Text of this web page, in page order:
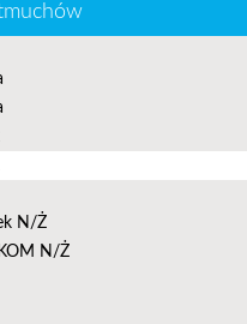
N/Ż
N/Ż